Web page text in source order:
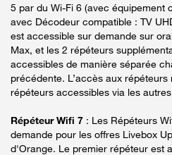
5 par du Wi-Fi 6 (avec équipement
avec Décodeur compatible : TV
est accessible sur demande sur
Max, et les 2 répéteurs
accessibles de manière séparée
précédente. L’accès aux
répéteurs accessibles via les
Répéteur Wifi 7 : Les Répéteurs
demande pour les offres Livebox
d'Orange. Le premier répéteur est